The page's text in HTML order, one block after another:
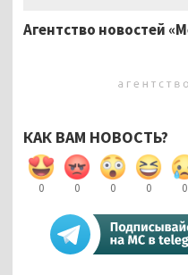
Агентство новостей
КАК ВАМ НОВОСТЬ?
0 0 0 0 0